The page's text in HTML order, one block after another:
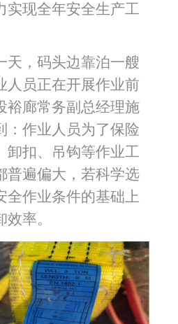
实现全年安全生产工
天，码头边靠泊一艘
人员正在开展作业前
裕廊常务副总经理施
：作业人员为了保险
卸扣、吊钩等作业工
普遍偏大，若科学选
全作业条件的基础上
率。